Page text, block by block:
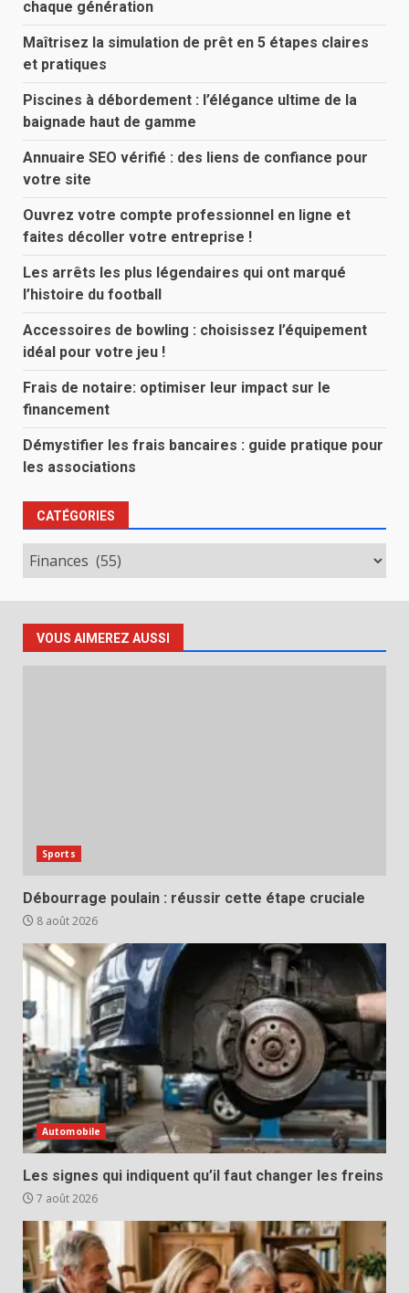
chaque génération
Maîtrisez la simulation de prêt en 5 étapes claires
et pratiques
Piscines à débordement : l’élégance ultime de la
baignade haut de gamme
Annuaire SEO vérifié : des liens de confiance pour
votre site
Ouvrez votre compte professionnel en ligne et
faites décoller votre entreprise !
Les arrêts les plus légendaires qui ont marqué
l’histoire du football
Accessoires de bowling : choisissez l’équipement
idéal pour votre jeu !
Frais de notaire: optimiser leur impact sur le
financement
Démystifier les frais bancaires : guide pratique pour
les associations
CATÉGORIES
Catégories
VOUS AIMEREZ AUSSI
Sports
Débourrage poulain : réussir cette étape cruciale
8 août 2026
Automobile
Les signes qui indiquent qu’il faut changer les freins
7 août 2026